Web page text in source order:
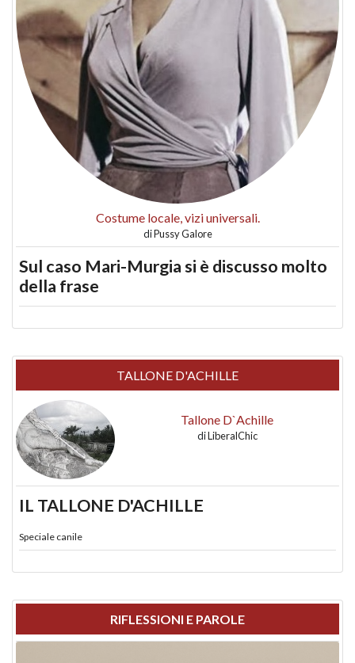
Costume locale, vizi universali.
diPussy Galore
Sul caso Mari-Murgia si è discusso molto
della frase
TALLONE D'ACHILLE
Tallone D`Achille
diLiberalChic
IL TALLONE D'ACHILLE
Speciale canile
RIFLESSIONI E PAROLE